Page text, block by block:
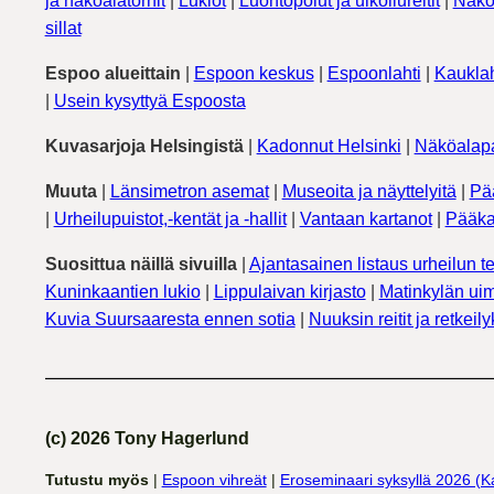
sillat
Espoo alueittain Espoon keskus| Espoonlahti
Usein kysyttyä Espoosta
Kuvasarjoja Helsingistä| Kadonnut Helsinki
Muuta| Länsimetron asemat| Museoita ja näyttelyitä
Urheilupuistot,-kentät ja -hallit| Vantaan kartanot|
Suosittua näillä sivuilla| Ajantasainen listaus urheilun
Kuninkaantien lukio| Lippulaivan kirjasto|
Matinkylän
Kuvia Suursaaresta ennen sotia
Nuuksin reitit ja
(c) 2026 Tony Hagerlund
Tutustu myös| Espoon vihreät| Eroseminaari syksyllä 2026